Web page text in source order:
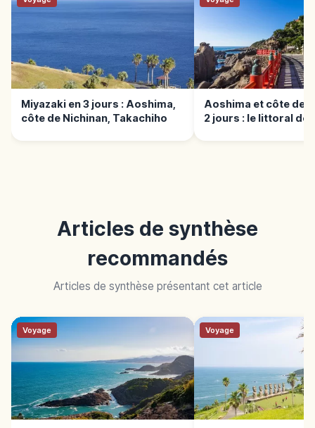
Miyazaki en 3 jours : Aoshima,
côte de Nichinan, Takachiho
Aoshima et côte de
2 jours : le littoral de
Articles de synthèse
recommandés
Articles de synthèse présentant cet article
Voyage Voyage